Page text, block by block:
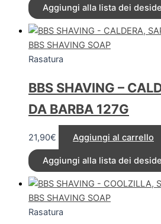
Aggiungi alla lista dei
BBS SHAVING SOAP
Rasatura
BBS SHAVING –
DA BARBA 127G
21,90€ Aggiungi al carrello
Aggiungi alla lista dei
BBS SHAVING SOAP
Rasatura